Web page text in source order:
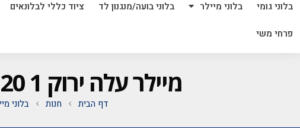
בלוני גומי בלוני מיילר בלוני בועה/מנגנון לד ציוד כללי לבלונאים
פרחי משי
מיילר עלה ירוק 1 20 אינ"ץ *מגיע בסיטונאות חבילה של 5 יח' *
דף הבית חנות בלוני